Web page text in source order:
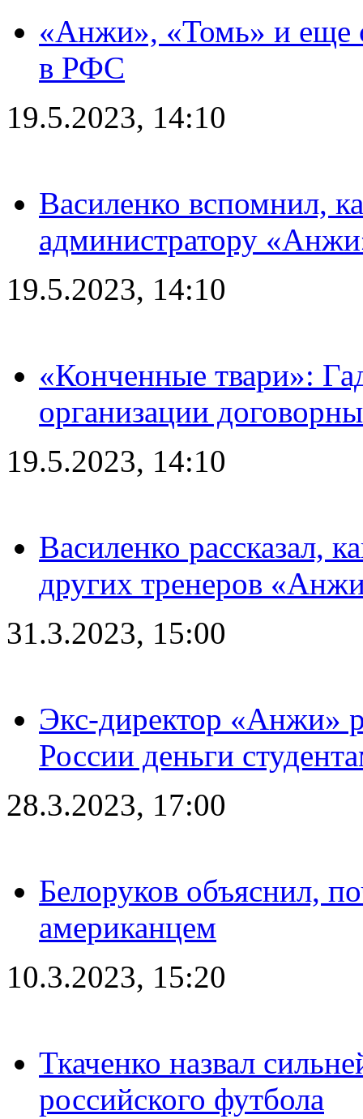
«Анжи», «Томь» и еще
в РФС
19.5.2023, 14:10
Василенко вспомнил,
администратору
19.5.2023, 14:10
«Конченные твари»:
организации
19.5.2023, 14:10
Василенко рассказал,
других тренеров
31.3.2023, 15:00
Экс-директор «Анжи»
России деньги
28.3.2023, 17:00
Белоруков объяснил,
американцем
10.3.2023, 15:20
Ткаченко назвал
российского футбола